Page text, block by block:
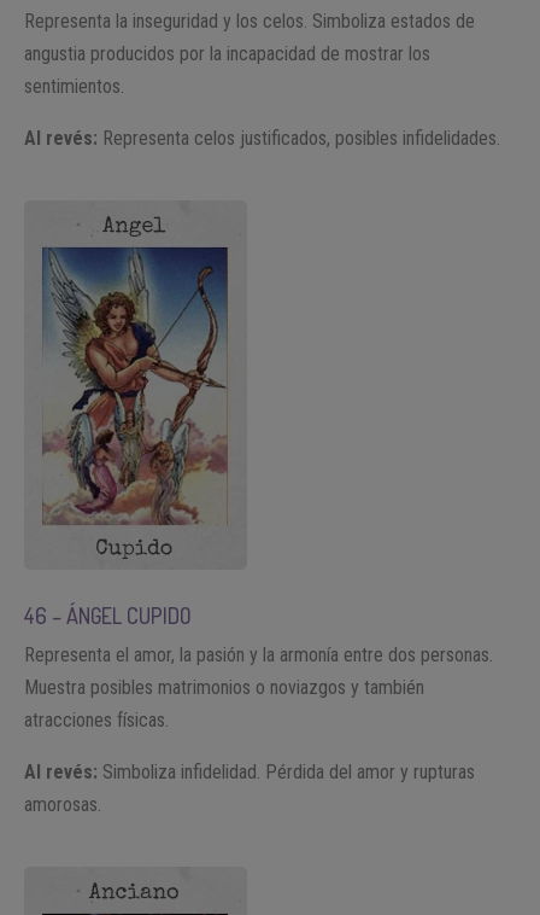
Representa la inseguridad y los celos. Simboliza estados de
angustia producidos por la incapacidad de mostrar los
sentimientos.
Al revés: Representa celos justificados, posibles infidelidades.
46 – ÁNGEL CUPIDO
Representa el amor, la pasión y la armonía entre dos personas.
Muestra posibles matrimonios o noviazgos y también
atracciones físicas.
Al revés: Simboliza infidelidad. Pérdida del amor y rupturas
amorosas.